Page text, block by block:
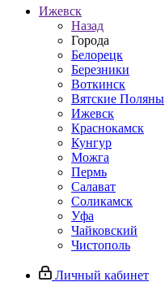
Ижевск
Назад
Города
Белорецк
Березники
Воткинск
Вятские Поляны
Ижевск
Краснокамск
Кунгур
Можга
Пермь
Салават
Соликамск
Уфа
Чайковский
Чистополь
Личный кабинет